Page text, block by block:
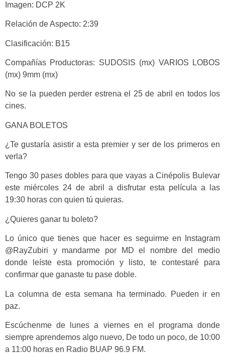
Imagen: DCP 2K
Relación de Aspecto: 2:39
Clasificación: B15
Compañías Productoras: SUDOSIS (mx) VARIOS LOBOS
(mx) 9mm (mx)
No se la pueden perder estrena el 25 de abril en todos los
cines.
GANA BOLETOS
¿Te gustaría asistir a esta premier y ser de los primeros en
verla?
Tengo 30 pases dobles para que vayas a Cinépolis Bulevar
este miércoles 24 de abril a disfrutar esta película a las
19:30 horas con quien tú quieras.
¿Quieres ganar tu boleto?
Lo único que tienes que hacer es seguirme en Instagram
@RayZubiri y mandarme por MD el nombre del medio
donde leíste esta promoción y listo, te contestaré para
confirmar que ganaste tu pase doble.
La columna de esta semana ha terminado. Pueden ir en
paz.
Escúchenme de lunes a viernes en el programa donde
siempre aprendemos algo nuevo, De todo un poco, de 10:00
a 11:00 horas en Radio BUAP 96.9 FM.